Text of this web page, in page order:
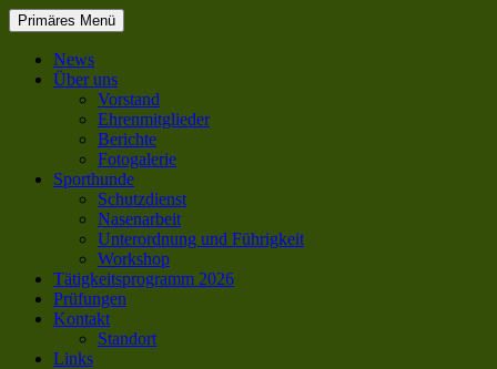
SC OG Biel-Pieterlen
Suchen
Primäres Menü Zum
Inhalt
News
Über uns
Vorstand
Ehrenmitglieder
Berichte
Fotogalerie
Sporthunde
Schutzdienst
Nasenarbeit
Unterordnung und Führigkeit
Workshop
Tätigkeitsprogramm 2026
Prüfungen
Kontakt
Standort
Links